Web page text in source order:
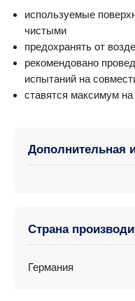
используемые
чистыми
предохранять от
рекомендовано
испытаний на
ставятся максимум на
Дополнительная
Страна
Германия